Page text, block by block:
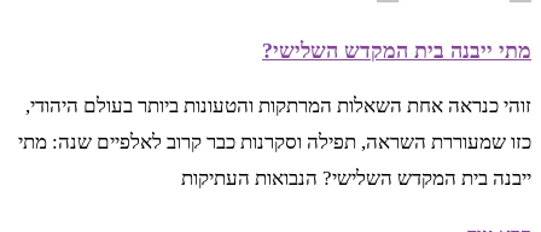
מתי ייבנה בית המקדש השלישי?
זוהי כנראה אחת השאלות המרתקות והטעונות ביותר בעולם היהודי,
כזו שמעוררת השראה, תפילה וסקרנות כבר קרוב לאלפיים שנה: מתי
ייבנה בית המקדש השלישי? הנבואות העתיקות